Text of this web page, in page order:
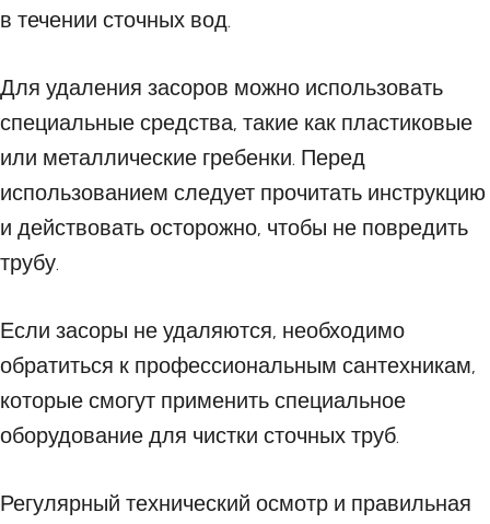
в течении сточных вод.
Для удаления засоров можно использовать
специальные средства, такие как пластиковые
или металлические гребенки. Перед
использованием следует прочитать инструкцию
и действовать осторожно, чтобы не повредить
трубу.
Если засоры не удаляются, необходимо
обратиться к профессиональным сантехникам,
которые смогут применить специальное
оборудование для чистки сточных труб.
Регулярный технический осмотр и правильная